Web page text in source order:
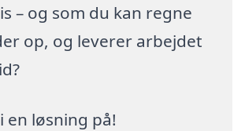
– og som du kan regne
op, og leverer arbejdet
en løsning på!